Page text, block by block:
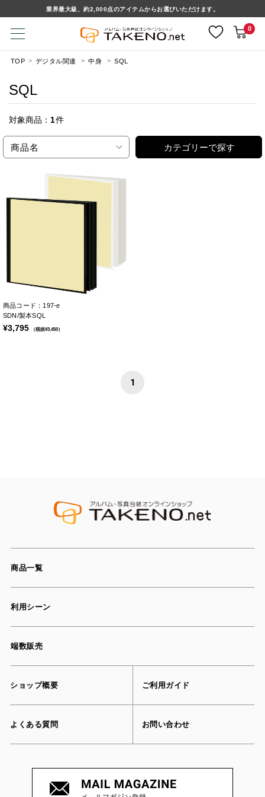
業界最大級、約2,000点のアイテムからお選びいただけます。
0
TOP デジタル関連 中身 SQL
SQL
対象商品： 1件
商品名 カテゴリーで探す
商品コード：197-e
SDN/製本SQL
¥3,795 （税抜¥3,450）
1
商品一覧
利用シーン
端数販売
ショップ概要 ご利用ガイド
よくある質問 お問い合わせ